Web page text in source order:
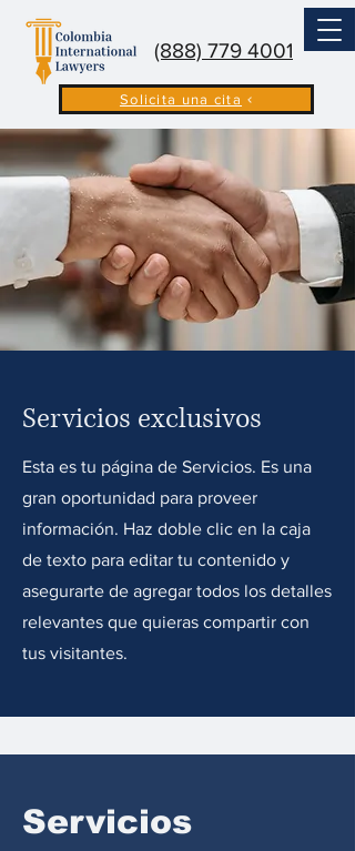
(888) 779 4001
Solicita una cita
Servicios exclusivos
Esta es tu página de Servicios. Es una
gran oportunidad para proveer
información. Haz doble clic en la caja
de texto para editar tu contenido y
asegurarte de agregar todos los detalles
relevantes que quieras compartir con
tus visitantes.
Servicios